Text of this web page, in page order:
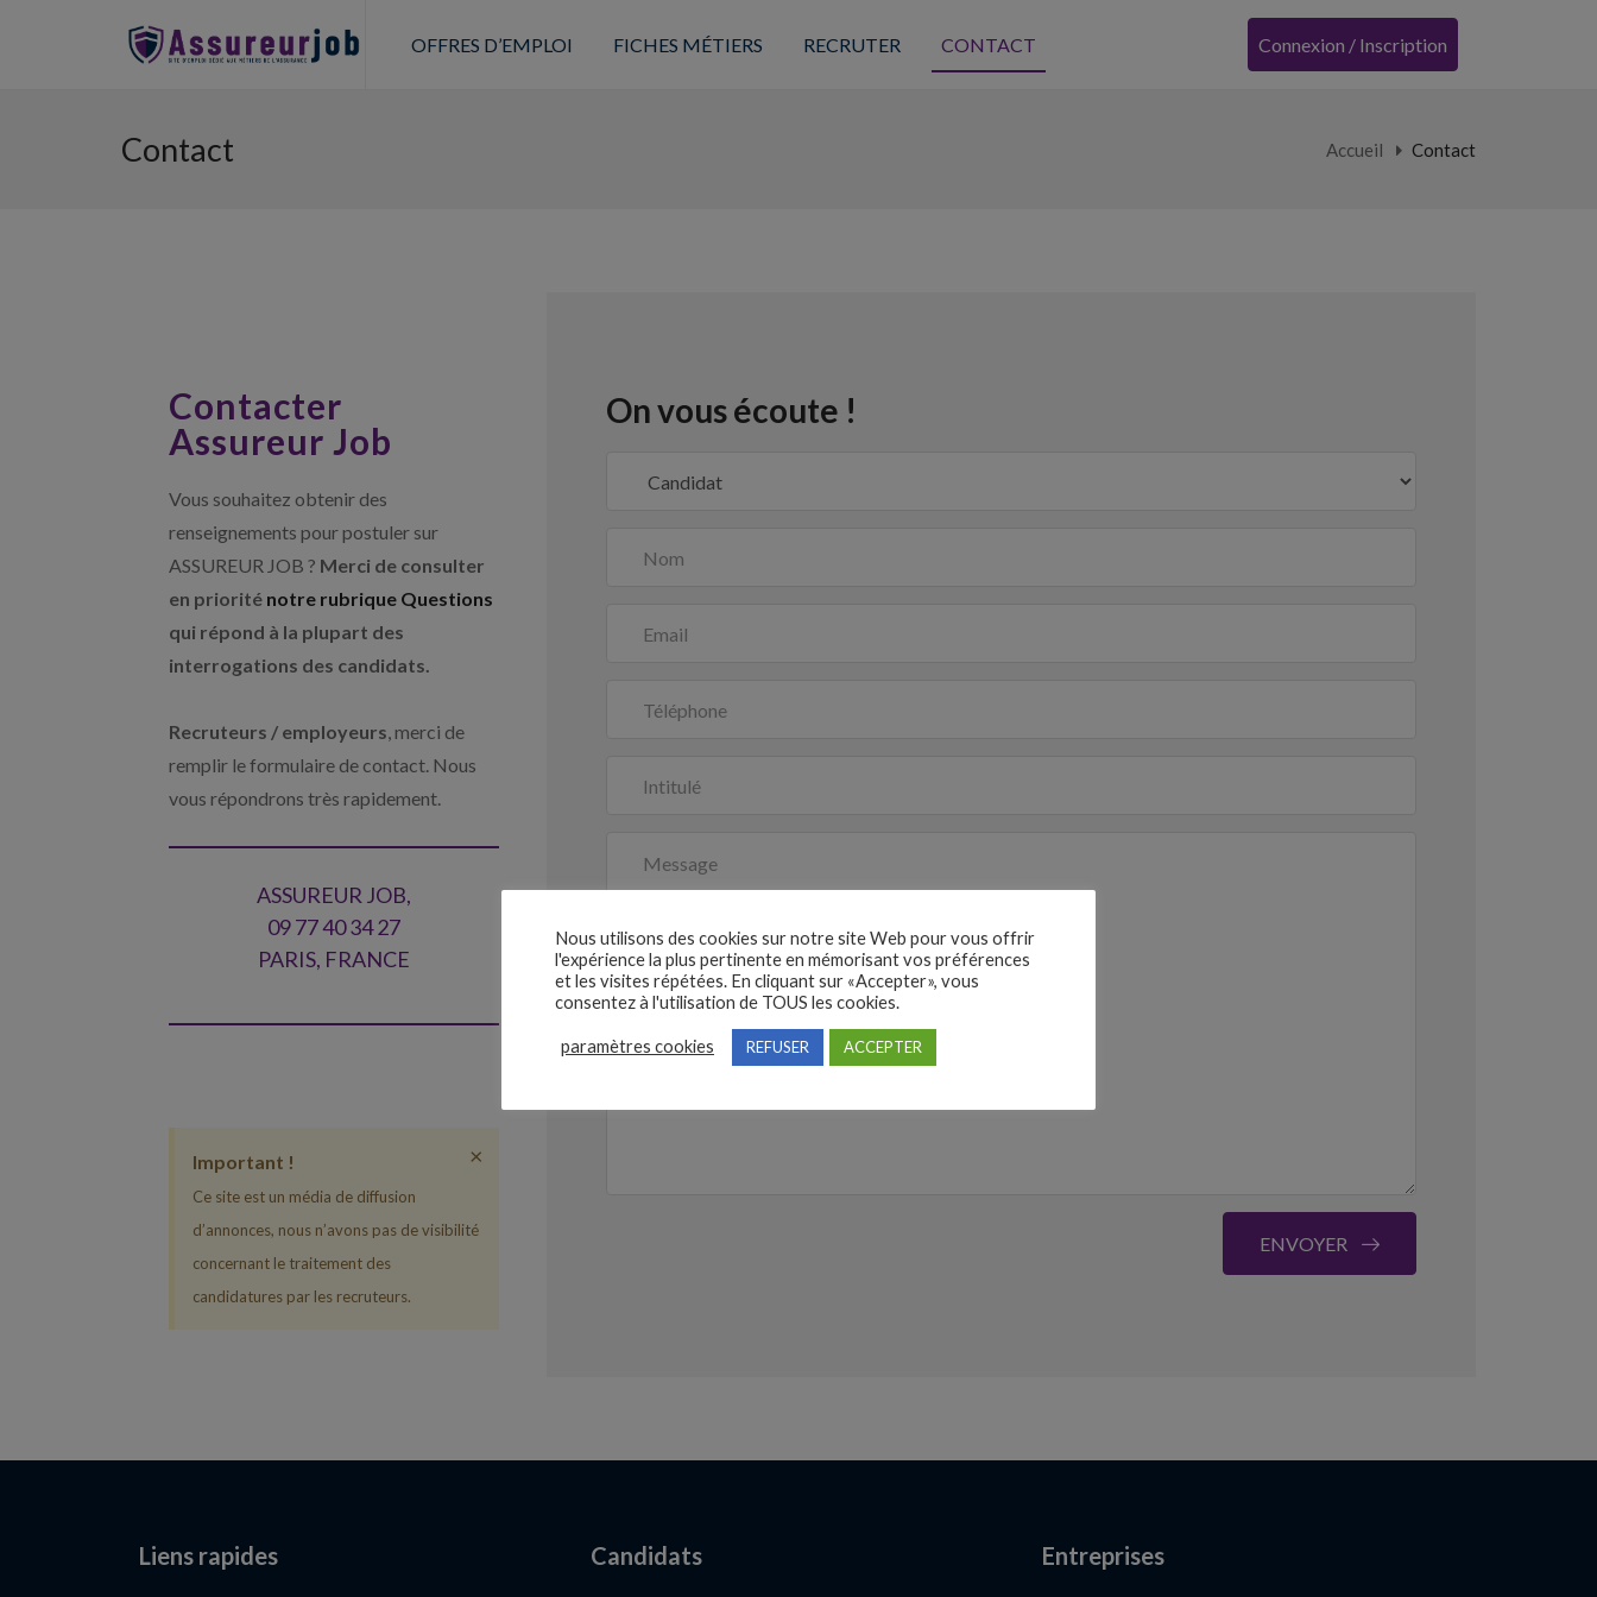
OFFRES D’EMPLOI FICHES MÉTIERS RECRUTER CONTACT Connexion / Inscription
Contact Accueil Contact
Contacter
Assureur Job
Vous souhaitez obtenir des
renseignements pour postuler sur
ASSUREUR JOB ? Merci de consulter
en priorité notre rubrique Questions
qui répond à la plupart des
interrogations des candidats.
Recruteurs / employeurs, merci de
remplir le formulaire de contact. Nous
vous répondrons très rapidement.
ASSUREUR JOB,
09 77 40 34 27
PARIS, FRANCE
Important !
Ce site est un média de diffusion
d’annonces, nous n’avons pas de visibilité
concernant le traitement des
candidatures par les recruteurs.
×
On vous écoute !
ENVOYER
Liens rapides Candidats Entreprises
Nous utilisons des cookies sur notre site Web pour vous offrir
l'expérience la plus pertinente en mémorisant vos préférences
et les visites répétées. En cliquant sur «Accepter», vous
consentez à l'utilisation de TOUS les cookies.
paramètres cookies REFUSER ACCEPTER